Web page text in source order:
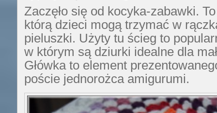
Zaczęło się od kocyka-zabawki.
którą dzieci mogą trzymać w
pieluszki. Użyty tu ścieg to
w którym są dziurki idealne dla
Główka to element
poście jednorożca amigurumi.